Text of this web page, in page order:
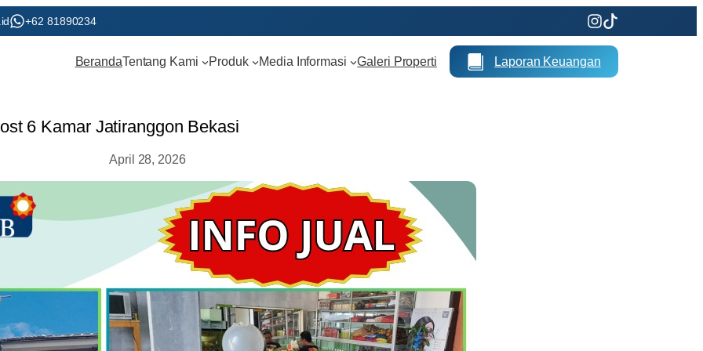
+62 81890234
BerandaTentang Kami Produk Media Informasi Galeri Properti Laporan Keuangan
6 Kamar Jatiranggon Bekasi
April 28, 2026